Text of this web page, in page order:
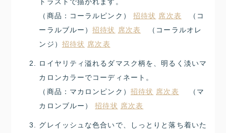
トラストで描かれます。
（商品：コーラルピンク） 招待状 席次表
（コ
ーラルブルー）招待状 席次表
（コーラルオレ
ンジ） 招待状 席次表
ロイヤリティ溢れるダマスク柄を、明るく淡いマ
カロンカラーでコーディネート。
（商品：マカロンピンク） 招待状 席次表
（マ
カロンブルー）招待状 席次表
グレイッシュな色合いで、しっとりと落ち着いた